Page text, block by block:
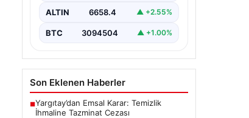
Günümüzde…
ALTIN 6658.4 ▲ +2.55%
BTC 3094504 ▲ +1.00%
Son Eklenen Haberler
■Yargıtay’dan Emsal Karar: Temizlik
İhmaline Tazminat Cezası